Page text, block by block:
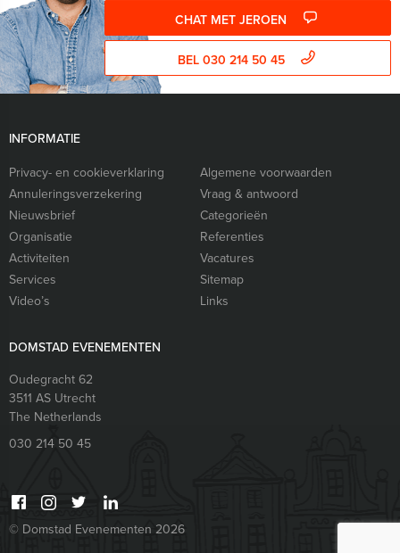
CHAT MET JEROEN
BEL 030 214 50 45
INFORMATIE
Privacy- en cookieverklaring
Algemene voorwaarden
Annuleringsverzekering
Vraag & antwoord
Nieuwsbrief
Categorieën
Organisatie
Referenties
Activiteiten
Vacatures
Services
Sitemap
Video’s
Links
DOMSTAD EVENEMENTEN
Oudegracht 62
3511 AS Utrecht
The Netherlands
030 214 50 45
© Domstad Evenementen 2026